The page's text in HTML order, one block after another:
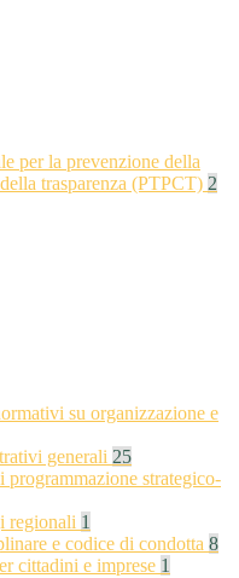
per la prevenzione della
trasparenza (PTPCT) 2
su organizzazione e
generali 25
programmazione strategico-
regionali 1
e codice di condotta 8
cittadini e imprese 1